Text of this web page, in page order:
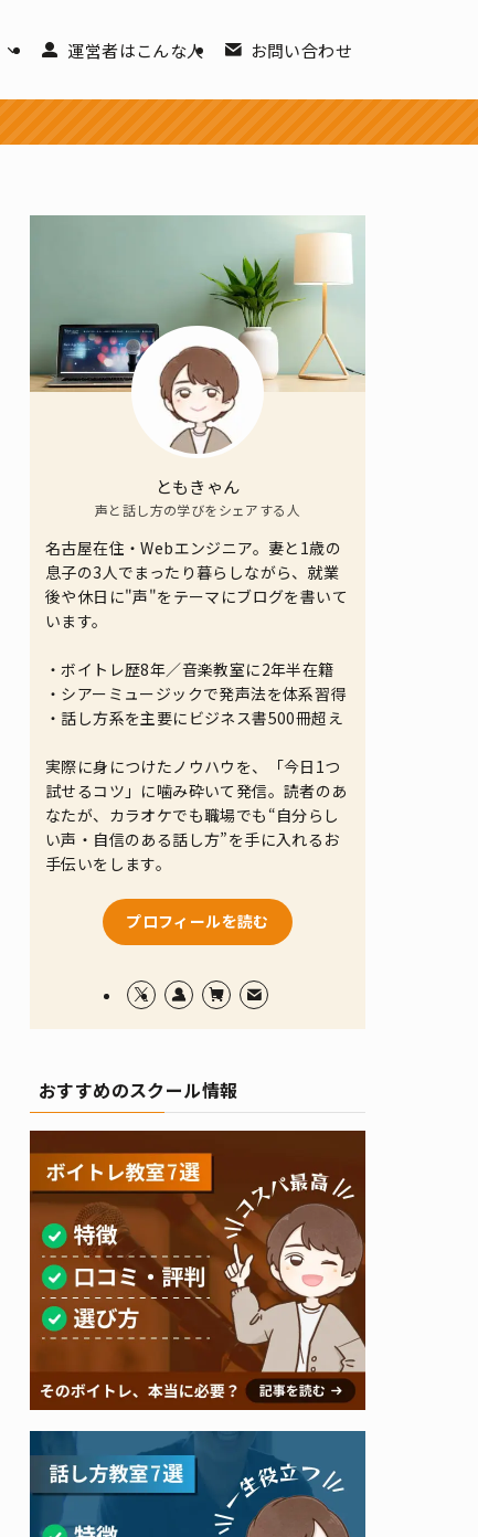
運営者はこんな人 お問い合わせ
ともきゃん
声と話し方の学びをシェアする人
名古屋在住・Webエンジニア。妻と1歳の
息子の3人でまったり暮らしながら、就業
後や休日に"声"をテーマにブログを書いて
います。
・ボイトレ歴8年／音楽教室に2年半在籍
・シアーミュージックで発声法を体系習得
・話し方系を主要にビジネス書500冊超え
実際に身につけたノウハウを、「今日1つ
試せるコツ」に噛み砕いて発信。読者のあ
なたが、カラオケでも職場でも“自分らし
い声・自信のある話し方”を手に入れるお
手伝いをします。
プロフィールを読む
おすすめのスクール情報